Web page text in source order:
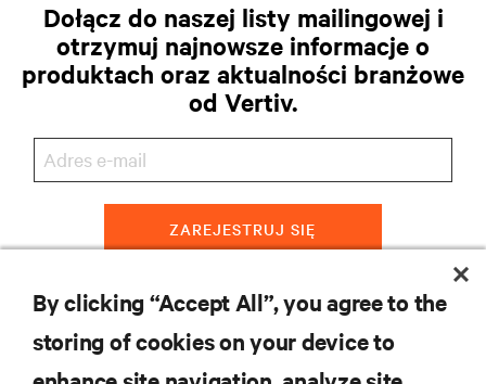
Dołącz do naszej listy mailingowej i
otrzymuj najnowsze informacje o
produktach oraz aktualności branżowe
od Vertiv.
ZAREJESTRUJ SIĘ
ZASOBY
By clicking “Accept All”, you agree to the
storing of cookies on your device to